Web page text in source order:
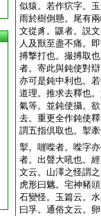
似猿。若作狖字。
雨於樹倒懸。尾有
文從豸。鼷者。説
人及獸至盡不痛。
搏撃打也。撮搏取
者。寄此與鈍使對
亦可是鈍中利也。
道理。推求去釋也
氣等。並鈍使攝。
去。重更全作鈍使
謂五指倶取也。掣
掣。嘊喍者。喍字
者。出聲大吼也。
文云。山澤之怪謂
虎形曰魑。宅神豬
石變怪。玉篇云。
曰孚。通俗文云。